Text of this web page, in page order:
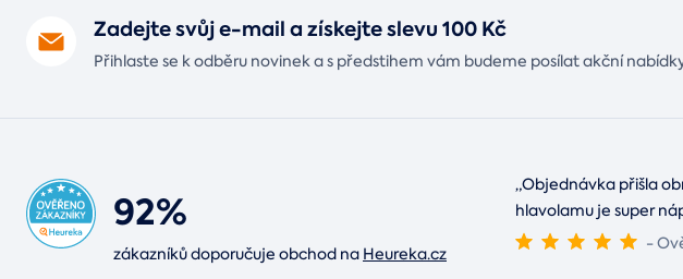
Zadejte svůj e-mail a získejte slevu 100 Kč
Přihlaste se k odběru novinek a s předstihem vám budeme posílat akční
92%
zákazníků doporučuje obchod na Heureka.cz
„Objednávka přišla
hlavolamu je super
-